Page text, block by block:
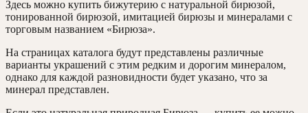
Здесь можно купить бижутерию с натуральной бирюзой,
тонированной бирюзой, имитацией бирюзы и минералами с
торговым названием «Бирюза».
На страницах каталога будут представлены различные
варианты украшений с этим редким и дорогим минералом,
однако для каждой разновидности будет указано, что за
минерал представлен.